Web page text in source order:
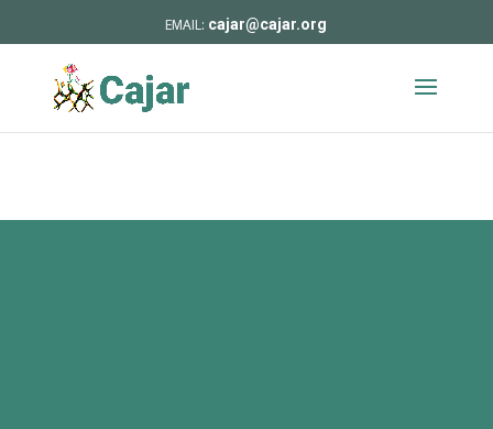
cajar@cajar.org